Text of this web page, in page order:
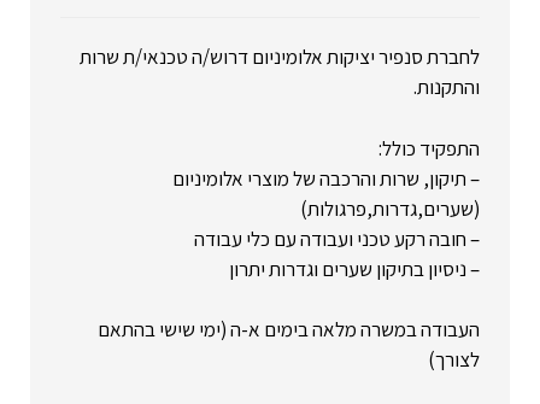
לחברת סנפיר יציקות אלומיניום דרוש/ה טכנאי/ת שרות
והתקנות.
התפקיד כולל:
– תיקון, שרות והרכבה של מוצרי אלומיניום
(שערים,גדרות,פרגולות)
– חובה רקע טכני ועבודה עם כלי עבודה
– ניסיון בתיקון שערים וגדרות יתרון
העבודה במשרה מלאה בימים א-ה (ימי שישי בהתאם
לצורך)